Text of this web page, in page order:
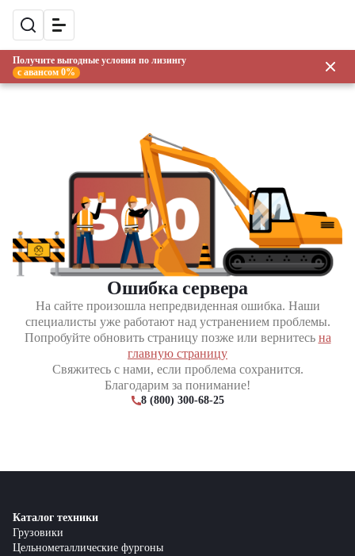
Получите выгодные условия по лизингу
с авансом 0%
Ошибка сервера
На сайте произошла непредвиденная ошибка. Наши
специалисты уже работают над устранением проблемы.
Попробуйте обновить страницу позже или вернитесь на
главную страницу
Свяжитесь с нами, если проблема сохранится.
Благодарим за понимание!
8 (800) 300-68-25
Каталог техники
Грузовики
Цельнометаллические фургоны